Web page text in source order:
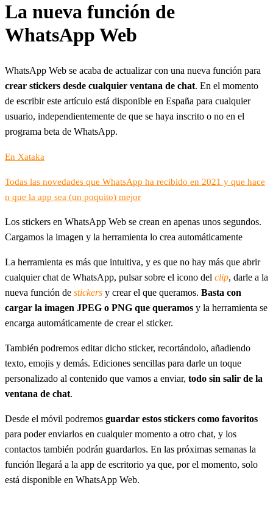
La nueva función de
WhatsApp Web
WhatsApp Web se acaba de actualizar con una nueva función para
crear stickers desde cualquier ventana de chat. En el momento
de escribir este artículo está disponible en España para cualquier
usuario, independientemente de que se haya inscrito o no en el
programa beta de WhatsApp.
En Xataka
Todas las novedades que WhatsApp ha recibido en 2021 y que hace
n que la app sea (un poquito) mejor
Los stickers en WhatsApp Web se crean en apenas unos segundos.
Cargamos la imagen y la herramienta lo crea automáticamente
La herramienta es más que intuitiva, y es que no hay más que abrir
cualquier chat de WhatsApp, pulsar sobre el icono del clip, darle a la
nueva función de stickers y crear el que queramos. Basta con
cargar la imagen JPEG o PNG que queramos y la herramienta se
encarga automáticamente de crear el sticker.
También podremos editar dicho sticker, recortándolo, añadiendo
texto, emojis y demás. Ediciones sencillas para darle un toque
personalizado al contenido que vamos a enviar, todo sin salir de la
ventana de chat.
Desde el móvil podremos guardar estos stickers como favoritos
para poder enviarlos en cualquier momento a otro chat, y los
contactos también podrán guardarlos. En las próximas semanas la
función llegará a la app de escritorio ya que, por el momento, solo
está disponible en WhatsApp Web.